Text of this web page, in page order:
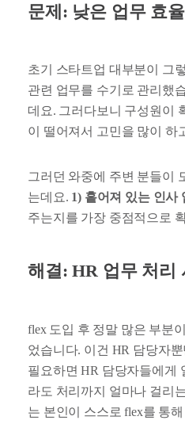
문제: 낮은 업무 효
초기 스타트업 대부분이 그
관련 업무를 수기로 관리했
데요. 그러다보니 구성원이
이 떨어져서 고민을 많이 하
그러던 와중에 주변 분들이
는데요. 1) 흩어져 있는 인사
주는지를 가장 중점적으로
해결: HR 업무 처리
flex 도입 후 정말 많은 부분
었습니다. 이건 HR 담당자
필요하면 HR 담당자들에게
라도 처리까지 얼마나 걸리
는 본인이 스스로 flex를 통